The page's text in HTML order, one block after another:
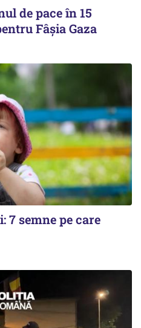
de pace în 15
Fâșia Gaza
7 semne pe care